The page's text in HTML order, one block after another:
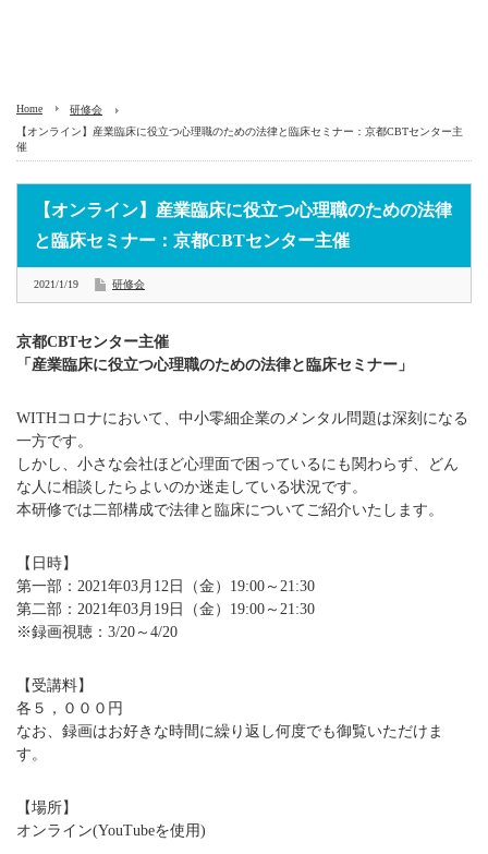
Home
研修会
【オンライン】産業臨床に役立つ心理職のための法律と臨床セミナー：京都CBTセンター主
催
【オンライン】産業臨床に役立つ心理職のための法律
と臨床セミナー：京都CBTセンター主催
2021/1/19 研修会
京都CBTセンター主催
「産業臨床に役立つ心理職のための法律と臨床セミナー」
WITHコロナにおいて、中小零細企業のメンタル問題は深刻になる
一方です。
しかし、小さな会社ほど心理面で困っているにも関わらず、どん
な人に相談したらよいのか迷走している状況です。
本研修では二部構成で法律と臨床についてご紹介いたします。
【日時】
第一部：2021年03月12日（金）19:00～21:30
第二部：2021年03月19日（金）19:00～21:30
※録画視聴：3/20～4/20
【受講料】
各５，０００円
なお、録画はお好きな時間に繰り返し何度でも御覧いただけま
す。
【場所】
オンライン(YouTubeを使用)